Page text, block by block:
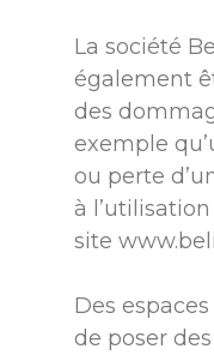
La société
également
des
exemple
ou perte
à
site
Des
de poser